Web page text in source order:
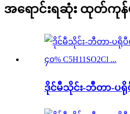
အရောင်းရဆုံး ထုတ်ကုန်မ
ဒိုင်မီသိုင်း-ဘီတာ-ပ